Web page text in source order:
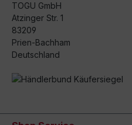
TOGU GmbH
Atzinger Str. 1
83209
Prien-Bachham
Deutschland